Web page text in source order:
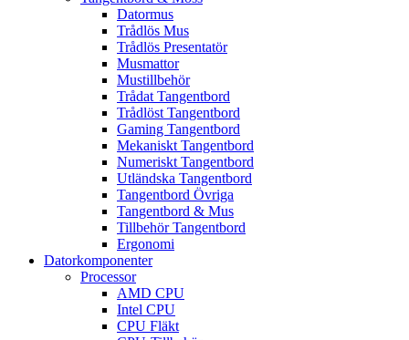
Datormus
Trådlös Mus
Trådlös Presentatör
Musmattor
Mustillbehör
Trådat Tangentbord
Trådlöst Tangentbord
Gaming Tangentbord
Mekaniskt Tangentbord
Numeriskt Tangentbord
Utländska Tangentbord
Tangentbord Övriga
Tangentbord & Mus
Tillbehör Tangentbord
Ergonomi
Datorkomponenter
Processor
AMD CPU
Intel CPU
CPU Fläkt